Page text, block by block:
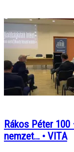
Rákos Péter
nemzet… • VITA